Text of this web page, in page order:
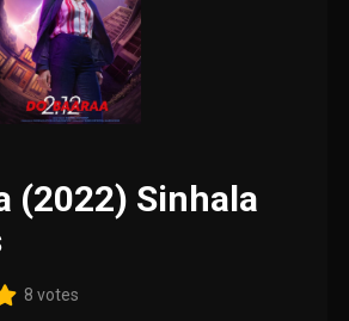
(2022) Sinhala
8 votes